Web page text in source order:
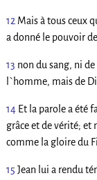
12 Mais à tous ceux
a donné le pouvoir
13 non du sang, ni
l`homme, mais de
14 Et la parole a été
grâce et de vérité; et
comme la gloire du
15 Jean lui a rendu